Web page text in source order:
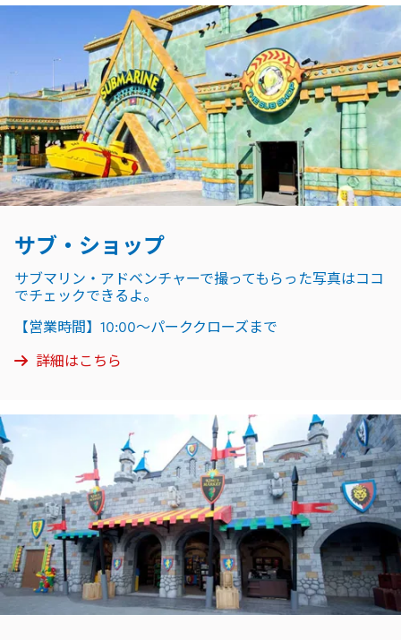
サブ・ショップ
サブマリン・アドベンチャーで撮ってもらった写真はココ
でチェックできるよ。
【営業時間】10:00～パーククローズまで
詳細はこちら